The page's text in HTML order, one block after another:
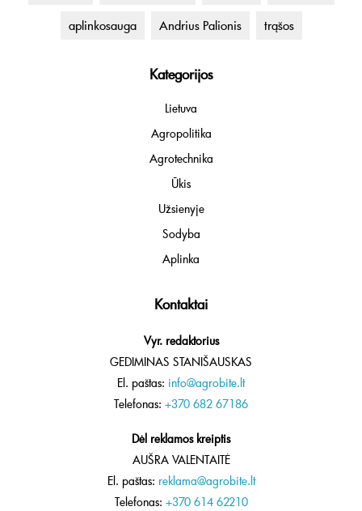
aplinkosauga Andrius Palionis trąšos
Kategorijos
Lietuva
Agropolitika
Agrotechnika
Ūkis
Užsienyje
Sodyba
Aplinka
Kontaktai
Vyr. redaktorius
GEDIMINAS STANIŠAUSKAS
El. paštas: info@agrobite.lt
Telefonas: +370 682 67186
Dėl reklamos kreiptis
AUŠRA VALENTAITĖ
El. paštas: reklama@agrobite.lt
Telefonas: +370 614 62210